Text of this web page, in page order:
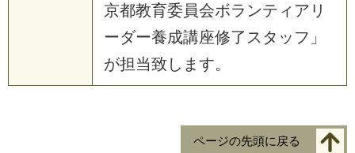
京都教育委員会ボランティアリ
ーダー養成講座修了スタッフ」
が担当致します。
ページの先頭に戻る